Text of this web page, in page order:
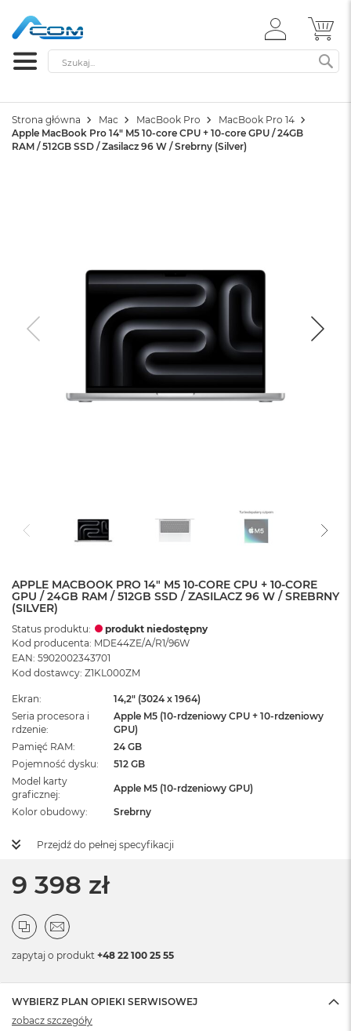
ZALOGUJ
SIĘ
Szukaj
Strona główna Mac MacBook Pro
MacBook Pro 14
Apple MacBook Pro 14" M5 10-core CPU + 10-core GPU / 24GB
RAM / 512GB SSD / Zasilacz 96 W / Srebrny (Silver)
APPLE MACBOOK PRO 14" M5 10-CORE CPU + 10-CORE
GPU / 24GB RAM / 512GB SSD / ZASILACZ 96 W / SREBRNY
(SILVER)
Status produktu:
produkt niedostępny
Kod producenta: MDE44ZE/A/R1/96W
EAN: 5902002343701
Kod dostawcy: Z1KL000ZM
Ekran
14,2" (3024 x 1964)
Seria procesora i
rdzenie
Apple M5 (10-rdzeniowy CPU + 10-rdzeniowy
GPU)
Pamięć RAM
24 GB
Pojemność dysku
512 GB
Model karty
graficznej
Apple M5 (10-rdzeniowy GPU)
Kolor obudowy Srebrny
Przejdź do pełnej specyfikacji
9 398 zł
zapytaj o produkt +48 22 100 25 55
WYBIERZ PLAN OPIEKI SERWISOWEJ
zobacz szczegóły